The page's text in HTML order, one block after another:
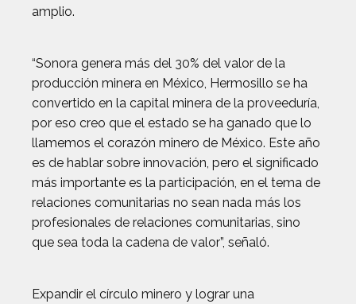
amplio.
“Sonora genera más del 30% del valor de la
producción minera en México, Hermosillo se ha
convertido en la capital minera de la proveeduría,
por eso creo que el estado se ha ganado que lo
llamemos el corazón minero de México. Este año
es de hablar sobre innovación, pero el significado
más importante es la participación, en el tema de
relaciones comunitarias no sean nada más los
profesionales de relaciones comunitarias, sino
que sea toda la cadena de valor”, señaló.
Expandir el círculo minero y lograr una